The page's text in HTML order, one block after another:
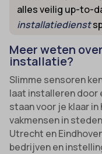
alles veilig up-to-
installatiedienst
Meer weten
installatie?
Slimme sensoren
laat installeren door
staan voor je klaar
vakmensen in
Utrecht en
bedrijven en